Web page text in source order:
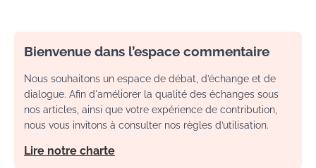
Bienvenue dans l’espace commentaire
Nous souhaitons un espace de débat, d’échange et de
dialogue. Afin d'améliorer la qualité des échanges sous
nos articles, ainsi que votre expérience de contribution,
nous vous invitons à consulter nos règles d’utilisation.
Lire notre charte